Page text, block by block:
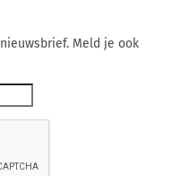
Meld je ook